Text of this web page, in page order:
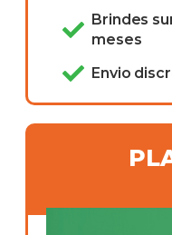
Brindes
meses
Envio